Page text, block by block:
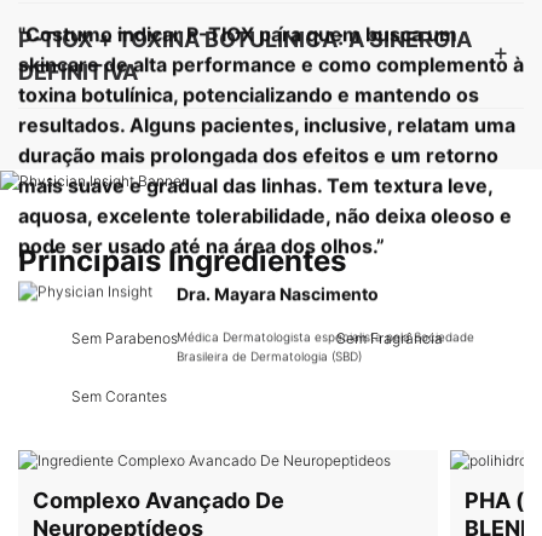
P-TIOX + TOXINA BOTULÍNICA: A SINERGIA
DEFINITIVA
PDP Product Hero Banner
"Costumo indicar P-TIOX para quem busca um
skincare de alta performance e como complemento à
toxina botulínica, potencializando e mantendo os
resultados. Alguns pacientes, inclusive, relatam uma
duração mais prolongada dos efeitos e um retorno
mais suave e gradual das linhas. Tem textura leve,
aquosa, excelente tolerabilidade, não deixa oleoso e
pode ser usado até na área dos olhos.”
Dra. Mayara Nascimento
Médica Dermatologista especialista pela Sociedade
Brasileira de Dermatologia (SBD)
PDP Product Ingredients Section
Principais Ingredientes
Sem Parabenos Sem Fragrância
Sem Corantes
Complexo Avançado De
Neuropeptídeos
PHA
BLEND